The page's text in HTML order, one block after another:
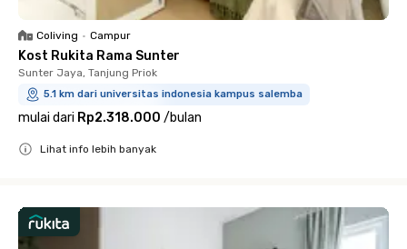
Coliving • Campur
Kost Rukita Rama Sunter
Sunter Jaya, Tanjung Priok
5.1 km dari universitas indonesia kampus salemba
mulai dari Rp2.318.000 /bulan
Lihat info lebih banyak